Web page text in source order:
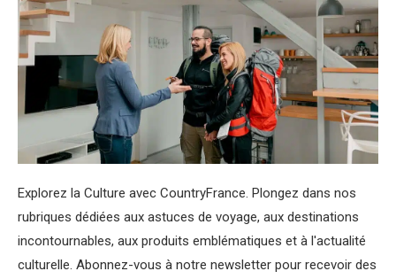
Explorez la Culture avec CountryFrance. Plongez dans nos
rubriques dédiées aux astuces de voyage, aux destinations
incontournables, aux produits emblématiques et à l'actualité
culturelle. Abonnez-vous à notre newsletter pour recevoir des